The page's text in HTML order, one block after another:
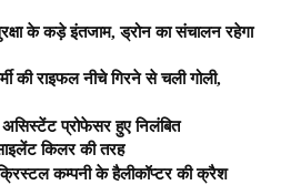
के कड़े इंतजाम, ड्रोन का संचालन रहेगा
की राइफल नीचे गिरने से चली गोली,
असिस्टेंट प्रोफेसर हुए निलंबित
किलर की तरह
कम्पनी के हैलीकॉप्टर की क्रैश